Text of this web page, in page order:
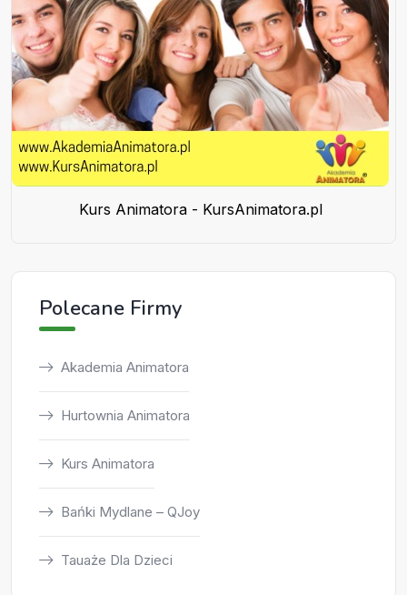
Kurs Animatora - KursAnimatora.pl
Polecane Firmy
Akademia Animatora
Hurtownia Animatora
Kurs Animatora
Bańki Mydlane – QJoy
Tauaże Dla Dzieci